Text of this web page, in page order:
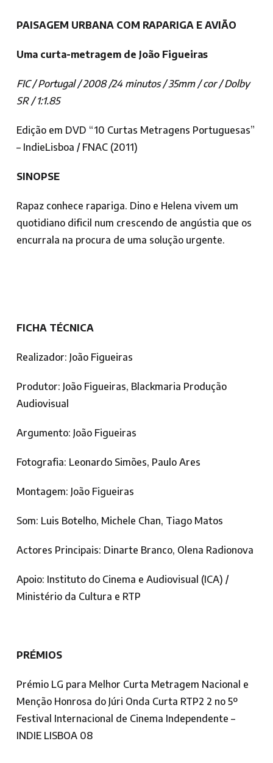
PAISAGEM URBANA COM RAPARIGA E AVIÃO
Uma curta-metragem de João Figueiras
FIC / Portugal / 2008 /24 minutos / 35mm / cor / Dolby
SR / 1:1.85
Edição em DVD “10 Curtas Metragens Portuguesas”
– IndieLisboa / FNAC (2011)
SINOPSE
Rapaz conhece rapariga. Dino e Helena vivem um
quotidiano dificil num crescendo de angústia que os
encurrala na procura de uma solução urgente.
FICHA TÉCNICA
Realizador: João Figueiras
Produtor: João Figueiras, Blackmaria Produção
Audiovisual
Argumento: João Figueiras
Fotografia: Leonardo Simões, Paulo Ares
Montagem: João Figueiras
Som: Luis Botelho, Michele Chan, Tiago Matos
Actores Principais: Dinarte Branco, Olena Radionova
Apoio: Instituto do Cinema e Audiovisual (ICA) /
Ministério da Cultura e RTP
PRÉMIOS
Prémio LG para Melhor Curta Metragem Nacional e
Menção Honrosa do Júri Onda Curta RTP2 2 no 5º
Festival Internacional de Cinema Independente –
INDIE LISBOA 08